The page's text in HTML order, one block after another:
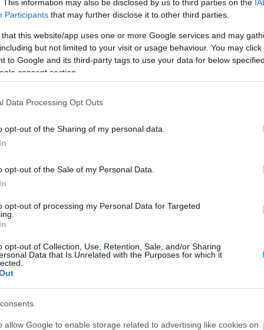
This information may also be disclosed by us to third parties on the
Participants that may further disclose it to other third parties.
that this website/app uses one or more Google services and may
but not limited to your visit or usage behaviour. You may
to Google and its third-party tags to use your data for below
consent section.
Data Processing Opt Outs
opt-out of the Sharing of my personal data.
opt-out of the Sale of my Personal Data.
opt-out of processing my Personal Data for Targeted
opt-out of Collection, Use, Retention, Sale, and/or Sharing
Data that Is Unrelated with the Purposes for which it
allow Google to enable storage related to advertising like cookies on
τα
«Κάβα Κηρέας»: Η κάβα που αλλάζει τα